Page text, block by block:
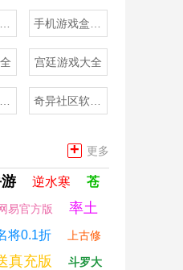
宫廷游戏大全
+ 更多
逆水寒
苍
易官方版
率土
将0.1折 上古修
真充版
斗罗大